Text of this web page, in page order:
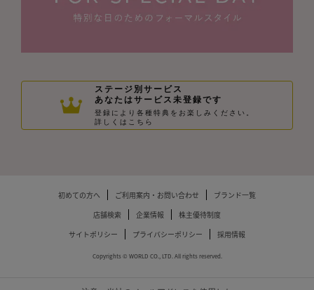
ステージ別サービス
あなたはサービス未登録です
登録により各種特典をお楽しみください。
詳しくはこちら
初めての方へ ご利用案内・お問い合わせ
ブランド一覧
店舗検索
企業情報
株主優待制度
サイトポリシー
プライバシーポリシー 採用情報
Copyrights © WORLD CO., LTD. All rights reserved.